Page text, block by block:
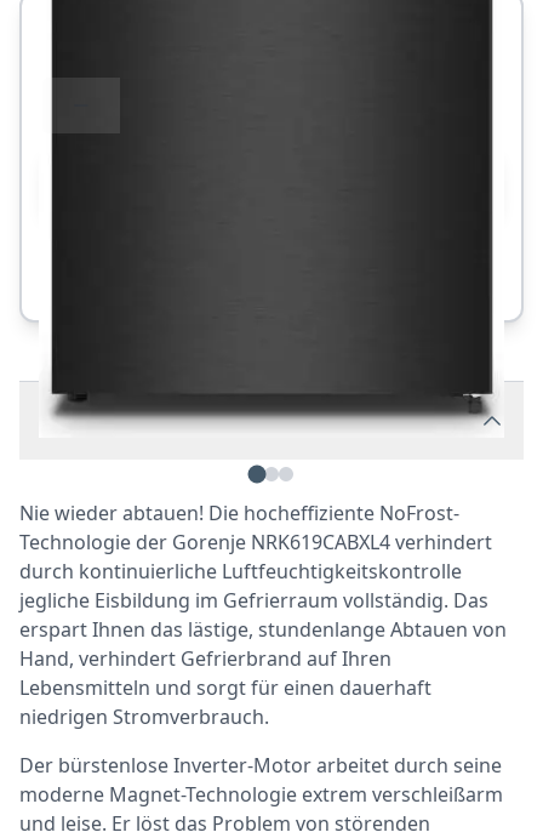
Beschreibung
Nie wieder abtauen! Die hocheffiziente NoFrost-
Technologie der Gorenje NRK619CABXL4 verhindert
durch kontinuierliche Luftfeuchtigkeitskontrolle
jegliche Eisbildung im Gefrierraum vollständig. Das
erspart Ihnen das lästige, stundenlange Abtauen von
Hand, verhindert Gefrierbrand auf Ihren
Lebensmitteln und sorgt für einen dauerhaft
niedrigen Stromverbrauch.
Der bürstenlose Inverter-Motor arbeitet durch seine
moderne Magnet-Technologie extrem verschleißarm
und leise. Er löst das Problem von störenden